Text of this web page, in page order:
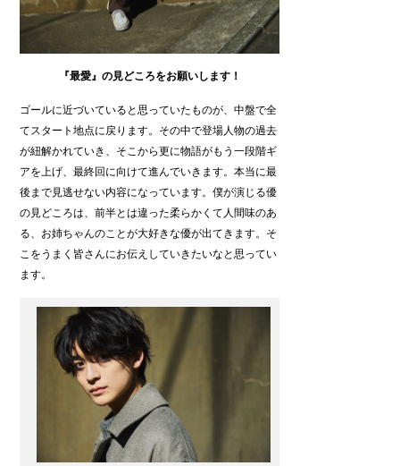
『最愛』の見どころをお願いします！
ゴールに近づいていると思っていたものが、中盤で全
てスタート地点に戻ります。その中で登場人物の過去
が紐解かれていき、そこから更に物語がもう一段階ギ
アを上げ、最終回に向けて進んでいきます。本当に最
後まで見逃せない内容になっています。僕が演じる優
の見どころは、前半とは違った柔らかくて人間味のあ
る、お姉ちゃんのことが大好きな優が出てきます。そ
こをうまく皆さんにお伝えしていきたいなと思ってい
ます。